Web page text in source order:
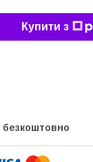
Купити з
безкоштовно